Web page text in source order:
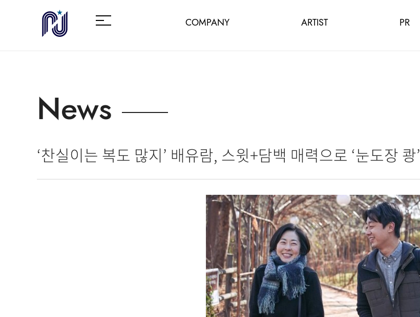
COMPANY ARTIST PR
News
‘찬실이는 복도 많지’ 배유람, 스윗+담백 매력으로 ‘눈도장 쾅’